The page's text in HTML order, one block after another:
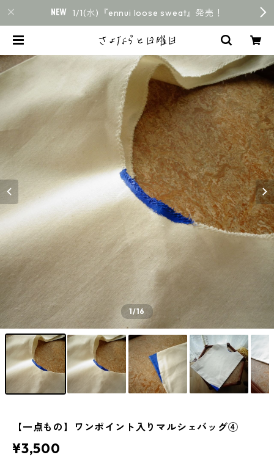
1/1(水)『ennui loose sweat』発売！
1/16
【一点もの】ワンポイント入りマルシェバッグ④
¥3,500